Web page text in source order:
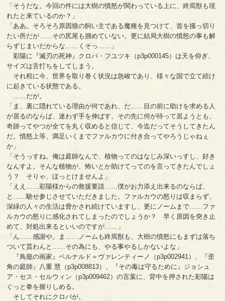
「そうだな。今回の件には大樹の憤怒が関わっている上に、終焉獣も現
れたと来ているのか？」
「ああ。そろそろ原因狼の飼い主である魔種を見つけて、首を掻っ切り
たい所だが……その尻尾も掴めていない。更に結局大樹の憤怒の事も解
らずじまいだからな……くそっ……」
彩陽に『滅刃の死神』クロバ・フユツキ（p3p000145）は天を仰ぎ、
サイズは舌打ちをしてしまう。
それ程に今、世界を取り巻く状況は急峻であり、様々な国で立て続け
に起きている状態である。
……だが。
「ま、裏に隠れている理由が何であれ、だ……目の前に助けを求める人
が居るのならば、迷わず手を伸ばす。その先に何が待って居ようとも、
奇跡ってやつが全てを丸く収めると信じて、今迄だってそうしてきたん
だ。憤怒上等、満足いくまでファルカウに付き合ってやろうじゃねぇ
か」
「そうっすね。俺は庭師なんで、植物ってのはなじみ深いっすし、好き
なんすよ。そんな植物が、怖いとか助けてってのを言ってきたんでしょ
う？ そりゃ、ほっとけませんよ」
「ええ……彩陽様からの救援要請……僕がお力添え出来るのならば、
と……馳せ参じさせていただきました。ファルカウの怒りは収まらず、
深緑の人々の生活は脅かされ続けていますし、更にノームまで……ファ
ルカウの怒りに感化されてしまったのでしょうか？ 早く原因を突き止
めて、対処出来るといいのですが……」
「ん……感謝や。ま……ノームも終焉獣も、大樹の憤怒にもまずは落ち
ついて貰わんと……その為にも、やる事やるしかないよな」
『鳥籠の画家』ベルナルド＝ヴァレンティーノ（p3p002941）、『歪
角の庭師』八重 慧（p3p008813）、『その毒は守るために』ジョシュ
ア・セス・セルウィン（p3p009462）の言葉に、背中を押された彩陽は
ぐっと拳を握りしめる。
そしてそれにクロバが。